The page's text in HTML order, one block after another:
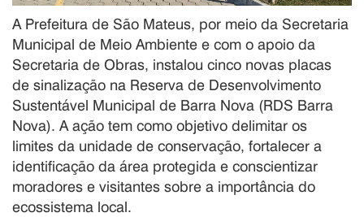
A Prefeitura de São Mateus, por meio da Secretaria
Municipal de Meio Ambiente e com o apoio da
Secretaria de Obras, instalou cinco novas placas
de sinalização na Reserva de Desenvolvimento
Sustentável Municipal de Barra Nova (RDS Barra
Nova). A ação tem como objetivo delimitar os
limites da unidade de conservação, fortalecer a
identificação da área protegida e conscientizar
moradores e visitantes sobre a importância do
ecossistema local.